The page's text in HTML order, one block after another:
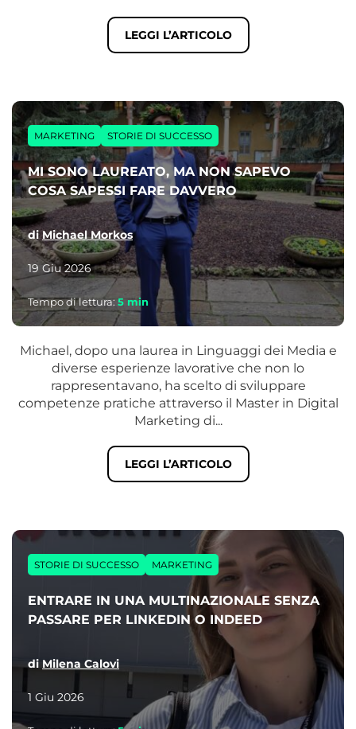
LEGGI L’ARTICOLO
MARKETING STORIE DI SUCCESSO
MI SONO LAUREATO, MA NON SAPEVO
COSA SAPESSI FARE DAVVERO
diMichael Morkos
19 Giu 2026
Tempo di lettura: 5 min
Michael, dopo una laurea in Linguaggi dei Media e
diverse esperienze lavorative che non lo
rappresentavano, ha scelto di sviluppare
competenze pratiche attraverso il Master in Digital
Marketing di...
LEGGI L’ARTICOLO
STORIE DI SUCCESSO MARKETING
ENTRARE IN UNA MULTINAZIONALE SENZA
PASSARE PER LINKEDIN O INDEED
di Milena Calovi
1 Giu 2026